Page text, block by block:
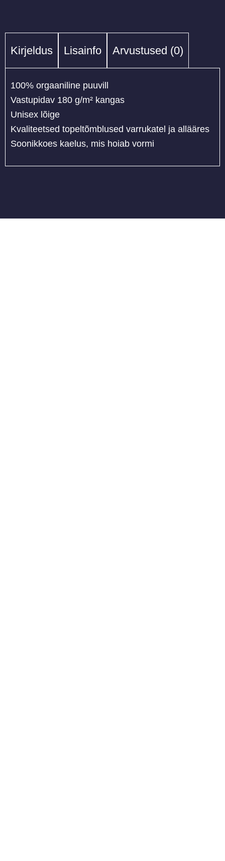
Kirjeldus Lisainfo Arvustused (0)
100% orgaaniline puuvill
Vastupidav 180 g/m² kangas
Unisex lõige
Kvaliteetsed topeltõmblused varrukatel ja allääres
Soonikkoes kaelus, mis hoiab vormi